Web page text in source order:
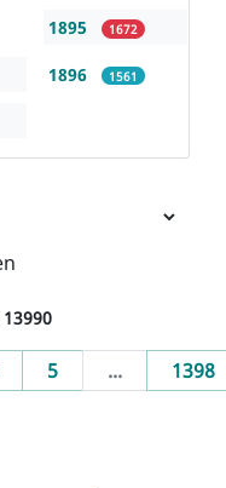
1895 1672
1896 1561
13990
5 ... 1398